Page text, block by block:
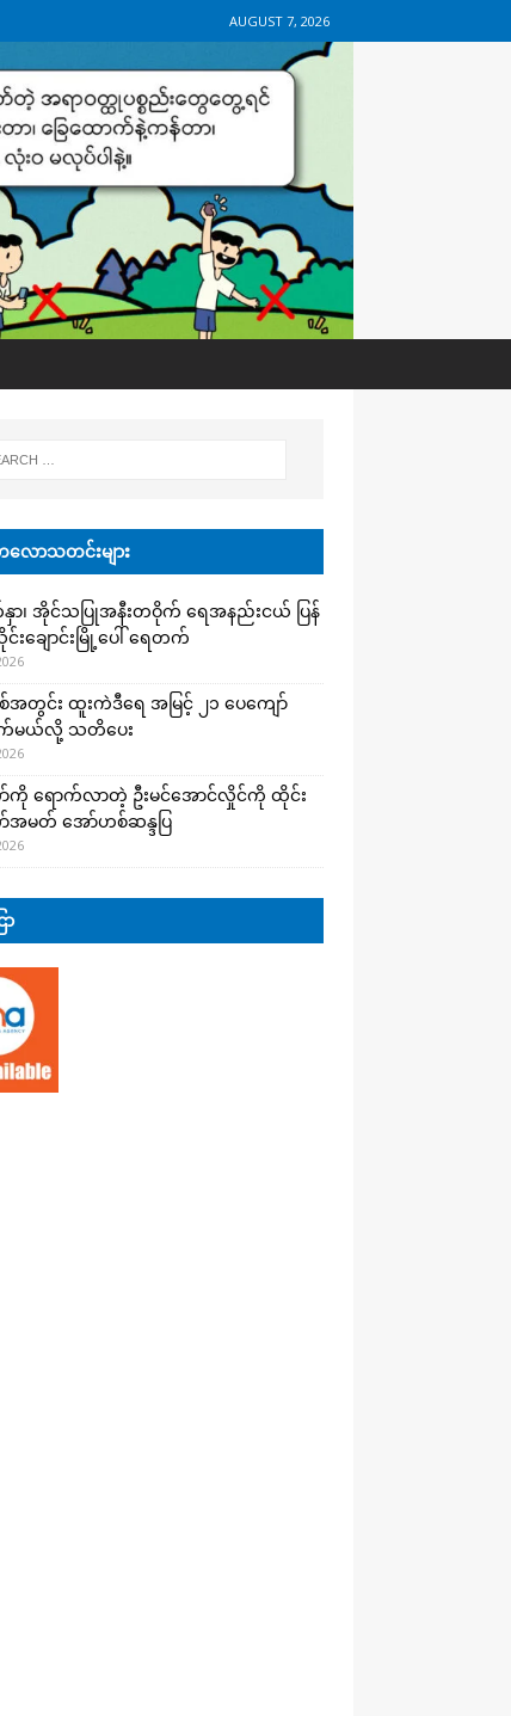
AUGUST 7, 2026
ာသတင်းများ
နှာ၊ အိုင်သပြုအနီးတဝိုက် ရေအနည်းငယ် ပြန်
င်းချောင်းမြို့ပေါ် ရေတက်
အတွင်း ထူးကဲဒီရေ အ​မြင့် ၂၁ ပေကျော်
ယ်လို့ သတိပေး
ရောက်လာတဲ့ ဦးမင်အောင်လှိုင်ကို ထိုင်း
မတ် အော်ဟစ်ဆန္ဒပြ
ာ